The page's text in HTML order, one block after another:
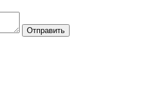
Отправить